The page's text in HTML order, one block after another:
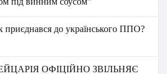
приєднався до українського ППО?
ОФІЦІЙНО ЗВІЛЬНЯЄ